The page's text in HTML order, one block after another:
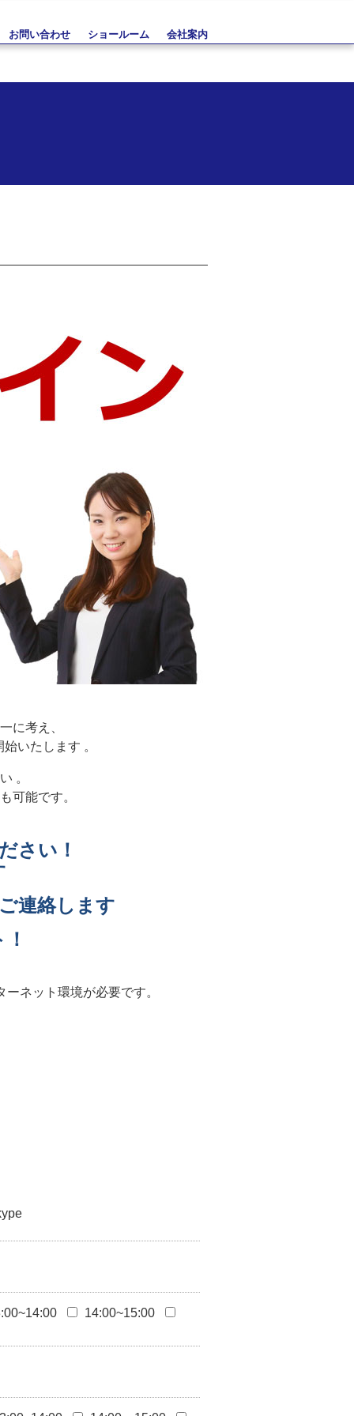
お問い合わせ ショールーム 会社案内
に考え、
いたします 。
。
可能です。
さい！
連絡します
ネット環境が必要です。
14:00~15:00